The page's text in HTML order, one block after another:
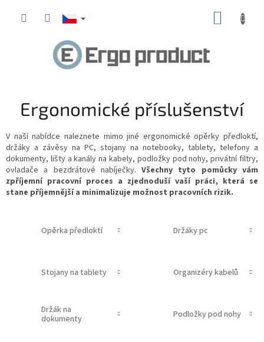
Ergonomické příslušenství
V naší nabídce naleznete mimo jiné ergonomické opěrky předloktí,
držáky a závěsy na PC, stojany na notebooky, tablety, telefony a
dokumenty, lišty a kanály na kabely, podložky pod nohy, privátní filtry,
ovladače a bezdrátové nabíječky.Všechny tyto pomůcky vám
zpříjemní pracovní proces a zjednoduší vaší práci, která se
stane příjemnější a minimalizuje možnost pracovních rizik.
Opěrka předloktí Držáky pc
Stojany na tablety Organizéry kabelů
Držák na
dokumenty
Podložky pod nohy